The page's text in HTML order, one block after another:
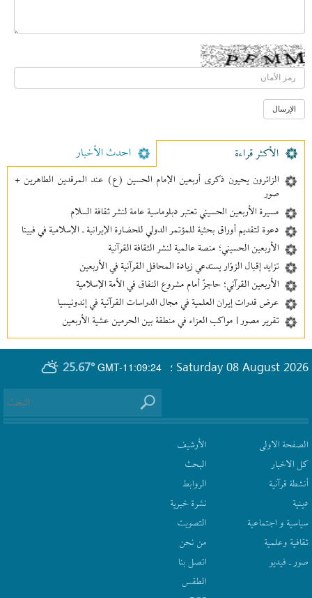
الأکثر قراءة احدث الأخبار
الزائرون يحيون ذكرى أربعين الإمام الحسين (ع) عند المرقدين الطاهرين +
صور
مسيرة الأربعين الحسيني تعتبر دبلوماسية عامة لنشر ثقافة السلام
دعوة لتقديم أوراق بحثية للمؤتمر الدولي للحضارة الإيرانية ـ الإسلامية في فيينا
الأربعين الحسيني؛ منصة عالمية لنشر الثقافة القرآنية
تزايد إقبال الزوّار يستدعي زيادة المحافل القرآنية في الأربعين
الأربعين القرآني؛ حاجزٌ أمام مشروع النفاق في الأمة الإسلامية
عرض قدرات إيران العلمية في مجال الدراسات القرآنية في إندونيسيا
تقرير مصور | مواكب العزاء في منطقة بين‌ الحرمین عشية الأربعين
GMT-11:09:24
25.67° Saturday 08 August 2026 ؛
الصفحة الاولى
كل الاخبار
أنشطة قرآنیة
دينية
سیاسیة و اجتماعیة
ثقافیة وعلمیة
صور ـ فيديو
الأرشیف
البحث
الروابط
نشرة‌ خبریة
التصويت
من نحن
اتصل بنا
الطقس